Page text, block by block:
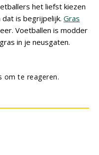
het liefst kiezen
is begrijpelijk. Gras
Voetballen is modder
in je neusgaten.
te reageren.